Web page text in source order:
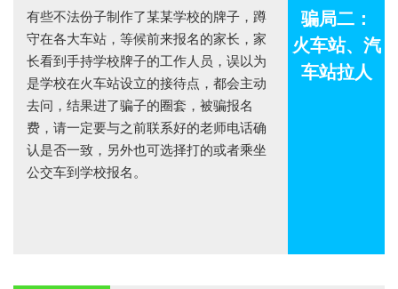
有些不法份子制作了某某学校的牌子，蹲
守在各大车站，等候前来报名的家长，家
长看到手持学校牌子的工作人员，误以为
是学校在火车站设立的接待点，都会主动
去问，结果进了骗子的圈套，被骗报名
费，请一定要与之前联系好的老师电话确
认是否一致，另外也可选择打的或者乘坐
公交车到学校报名。
骗局二：
火车站、汽
车站拉人